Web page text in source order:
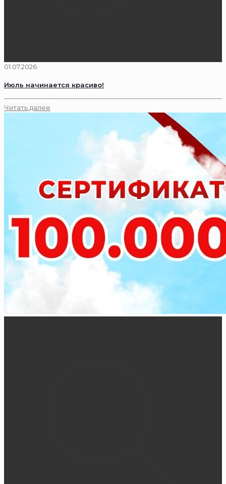
01.07.2026
Июль начинается красиво!
Читать далее